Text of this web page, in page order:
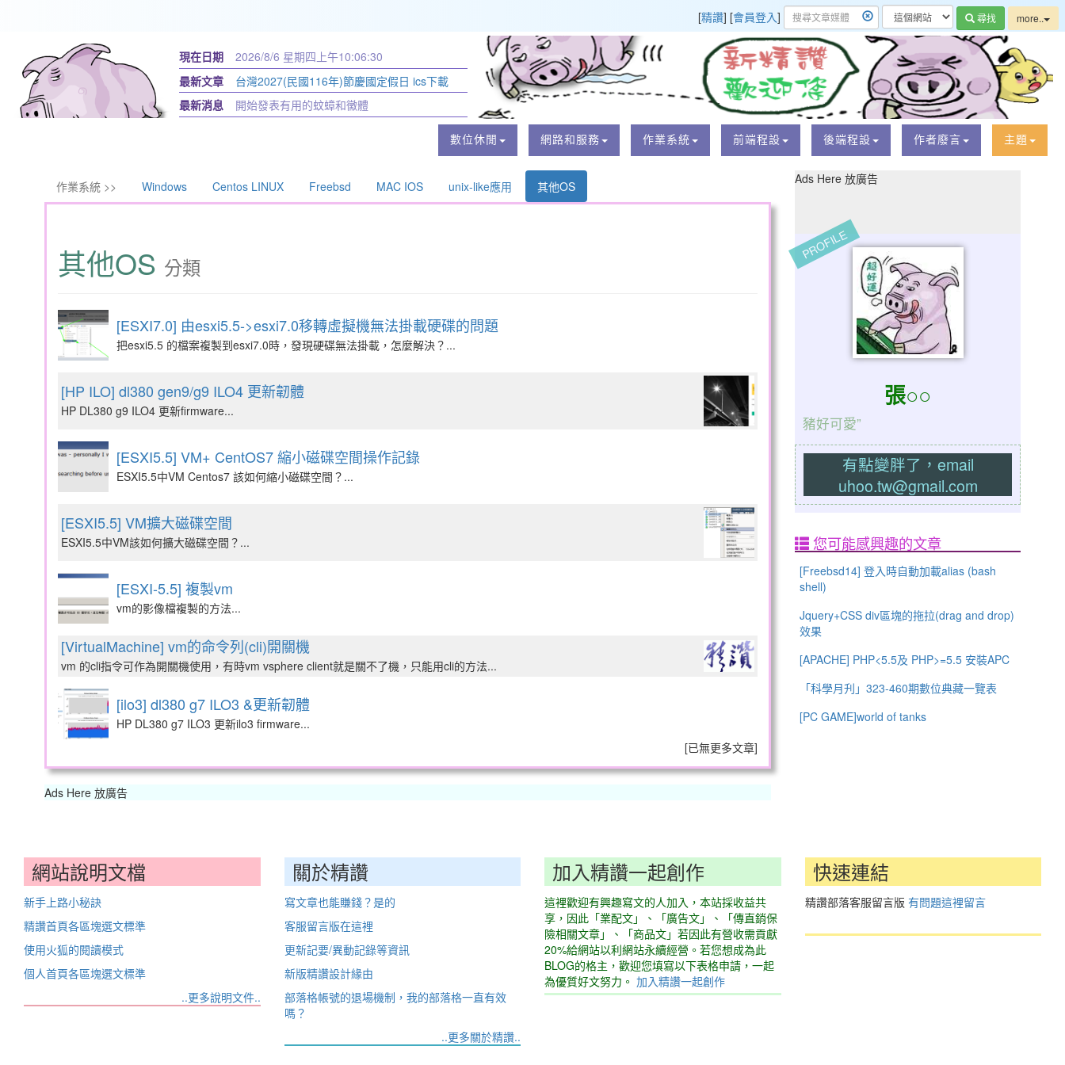
[精讚] [會員登入] 尋找 more..
現在日期 2026/8/6 星期四 上午10:06:30
最新文章
台灣2027(民國116年)節慶國定假日 ics下載
最新消息
開始發表有用的蚊蟑和黴體
數位休閒 網路和服務 作業系統 前端程設 後端程設 作者廢言 主題
作業系統 >> Windows Centos LINUX Freebsd MAC IOS unix-like應用 其他OS
其他OS 分類
[ESXI7.0] 由esxi5.5->esxi7.0移轉虛擬機無法掛載硬碟的問題
把esxi5.5 的檔案複製到esxi7.0時，發現硬碟無法掛載，怎麼解決？...
[HP ILO] dl380 gen9/g9 ILO4 更新韌體
HP DL380 g9 ILO4 更新firmware...
[ESXI5.5] VM+ CentOS7 縮小磁碟空間操作記錄
ESXI5.5中VM Centos7 該如何縮小磁碟空間？...
[ESXI5.5] VM擴大磁碟空間
ESXI5.5中VM該如何擴大磁碟空間？...
[ESXI-5.5] 複製vm
vm的影像檔複製的方法...
[VirtualMachine] vm的命令列(cli)開關機
vm 的cli指令可作為開關機使用，有時vm vsphere client就是關不了機，只能用cli的方法...
[ilo3] dl380 g7 ILO3 &更新韌體
HP DL380 g7 ILO3 更新ilo3 firmware...
[已無更多文章]
Ads Here 放廣告
Ads Here 放廣告
PROFILE
張○○
豬好可愛”
有點變胖了，email
uhoo.tw@gmail.com
您可能感興趣的文章
[Freebsd14] 登入時自動加載alias (bash
shell)
Jquery+CSS div區塊的拖拉(drag and drop)
效果
[APACHE] PHP<5.5及 PHP>=5.5 安裝APC
「科學月刋」323-460期數位典藏一覽表
[PC GAME]world of tanks
網站說明文檔
新手上路小秘訣
精讚首頁各區塊選文標準
使用火狐的閱讀模式
個人首頁各區塊選文標準
..更多說明文件..
關於精讚
寫文章也能賺錢？是的
客服留言版在這裡
更新記要/異動記錄等資訊
新版精讚設計緣由
部落格帳號的退場機制，我的部落格一直有效
嗎？
..更多關於精讚..
加入精讚一起創作
這裡歡迎有興趣寫文的人加入，本站採收益共
享，因此「業配文」、「廣告文」、「傳直銷保
險相關文章」、「商品文」若因此有營收需貢獻
20%給網站以利網站永續經營。若您想成為此
BLOG的格主，歡迎您填寫以下表格申請，一起
為優質好文努力。 加入精讚一起創作
快速連結
精讚部落客服留言版 有問題這裡留言